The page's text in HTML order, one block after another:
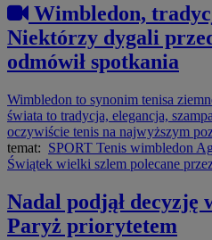
Wimbledon,
Niektórzy dygali
odmówił spotkania
Wimbledon to synonim tenisa
świata to tradycja, elegancja,
oczywiście tenis na najwyższym
temat: SPORT Tenis wimbledon
Świątek wielki szlem polecane
Nadal podjął decyzję
Paryż priorytetem